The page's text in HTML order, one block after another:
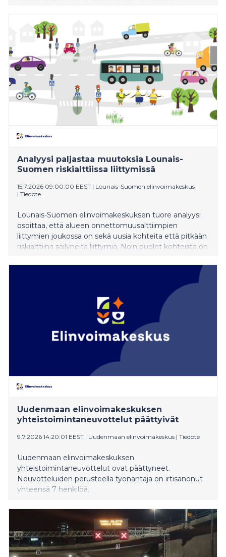
keskus) Työllisyyskatsaukseen.
Analyysi paljastaa muutoksia Lounais-
Suomen riskialttiissa liittymissä
15.7.2026 09:00:00 EEST | Lounais-Suomen elinvoimakeskus
| Tiedote
Lounais-Suomen elinvoimakeskuksen tuore analyysi
osoittaa, että alueen onnettomuusalttiimpien
liittymien joukossa on sekä uusia kohteita että pitkään
riskialttiina säilyneitä liittymiä. Noin puolet kohteista on
liikenneturvallisuudessa on havaittavissa
Uudenmaan elinvoimakeskuksen
yhteistoimintaneuvottelut päättyivät
9.7.2026 14:20:01 EEST | Uudenmaan elinvoimakeskus | Tiedote
Uudenmaan elinvoimakeskuksen
yhteistoimintaneuvottelut ovat päättyneet.
Neuvotteluiden perusteella työnantaja on irtisanonut
yhteensä 7 henkilöä.